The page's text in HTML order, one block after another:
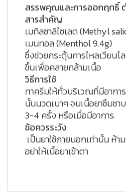
สรรพคุณและการออกฤทธิ์
สารสำคัญ
เมทิลซาลิไซเลต (Methyl
เมนทอล (Menthol 9.4g)
ซึ่งช่วยกระตุ้นการไหลเวียน
ขึ้นเพื่อคลายกล้ามเนื้อ
วิธีการใช้
ทาครีมให้ทั่วบริเวณที่มีอากา
นั้นนวดเบาๆ จนเนื้อยาซึมซา
3-4 ครั้ง หรือเมื่อมีอาการ
ข้อควรระวัง
เป็นยาใช้ภายนอกเท่านั้นห้า
อย่าให้เนื้อยาเข้าตา